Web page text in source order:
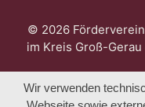
© 2026
im Kreis Groß-Gerau
Wir verwenden